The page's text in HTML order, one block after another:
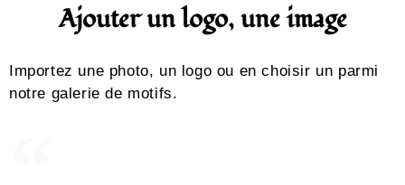
Ajouter un logo, une image
Importez une photo, un logo ou en choisir un parmi
notre galerie de motifs.